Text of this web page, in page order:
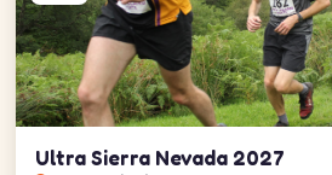
Ultra Sierra Nevada 2027